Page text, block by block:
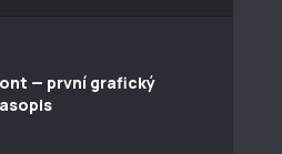
— první grafický